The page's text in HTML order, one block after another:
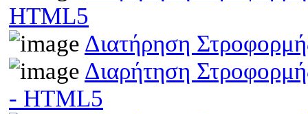
HTML5
Διατήρηση
Διαρήτηση
- HTML5